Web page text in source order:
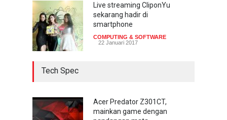
Live streaming CliponYu
sekarang hadir di
smartphone
COMPUTING & SOFTWARE
22 Januari 2017
Tech Spec
Acer Predator Z301CT,
mainkan game dengan